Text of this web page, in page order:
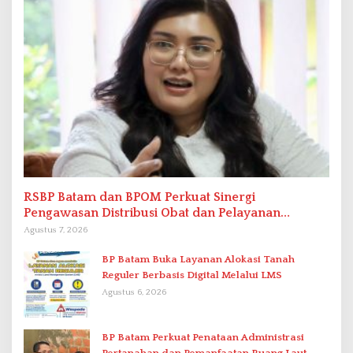
RSBP Batam dan BPOM Perkuat Sinergi
Pengawasan Distribusi Obat dan Pelayanan
Kefarmasian
Agustus 7, 2026
BP Batam Buka Layanan Alokasi Tanah
Reguler Berbasis Digital Melalui LMS
Agustus 6, 2026
BP Batam Perkuat Penataan Administrasi